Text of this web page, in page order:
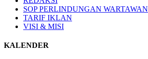
SOP PERLINDUNGAN WARTAWAN
TARIF IKLAN
VISI & MISI
KALENDER